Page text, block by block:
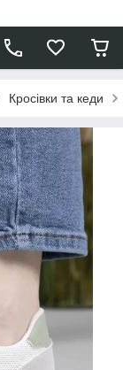
Кросівки та кеди